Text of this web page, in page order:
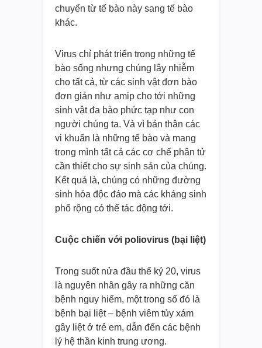
chuyển từ tế bào này sang tế bào
khác.
Virus chỉ phát triển trong những tế
bào sống nhưng chúng lây nhiễm
cho tất cả, từ các sinh vật đơn bào
đơn giản như amip cho tới những
sinh vật đa bào phức tạp như con
người chúng ta. Và vì bản thân các
vi khuẩn là những tế bào và mang
trong mình tất cả các cơ chế phân tử
cần thiết cho sự sinh sản của chúng.
Kết quả là, chúng có những đường
sinh hóa độc đáo mà các kháng sinh
phổ rộng có thể tác động tới.
Cuộc chiến với poliovirus (bại liệt)
Trong suốt nửa đầu thế kỷ 20, virus
là nguyên nhân gây ra những căn
bệnh nguy hiểm, một trong số đó là
bệnh bại liệt – bệnh viêm tủy xám
gây liệt ở trẻ em, dẫn đến các bệnh
lý hệ thần kinh trung ương.